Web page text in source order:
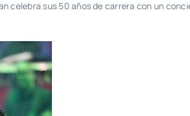
celebra sus 50 años de carrera con un